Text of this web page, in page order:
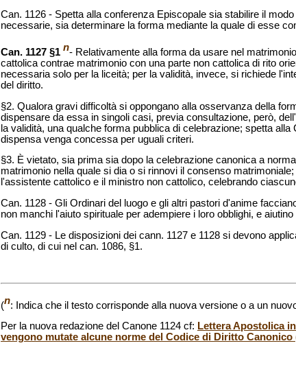
Can. 1126 - Spetta alla conferenza Episcopale sia stabilire il
necessarie, sia determinare la forma mediante la quale di esse
Can. 1127 §1 n- Relativamente alla forma da usare nel
cattolica contrae matrimonio con una parte non cattolica di rito
necessaria solo per la liceità; per la validità, invece, si richiede
del diritto.
§2. Qualora gravi difficoltà si oppongano alla osservanza della
dispensare da essa in singoli casi, previa consultazione, però,
la validità, una qualche forma pubblica di celebrazione; spetta
dispensa venga concessa per uguali criteri.
§3. È vietato, sia prima sia dopo la celebrazione canonica a
matrimonio nella quale si dia o si rinnovi il consenso
l'assistente cattolico e il ministro non cattolico, celebrando
Can. 1128 - Gli Ordinari del luogo e gli altri pastori d'anime
non manchi l'aiuto spirituale per adempiere i loro obblighi, e
Can. 1129 - Le disposizioni dei cann. 1127 e 1128 si devono
di culto, di cui nel can. 1086, §1.
(n: Indica che il testo corrisponde alla nuova versione o a un
Per la nuova redazione del Canone 1124 cf: Lettera Apostolica
vengono mutate alcune norme del Codice di Diritto Canonico